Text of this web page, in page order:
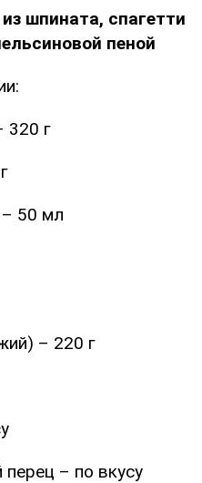
шпината, спагетти
пеной
320 г
50 мл
– 220 г
– по вкусу